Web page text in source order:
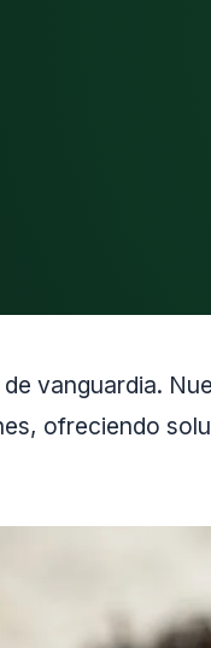
vanguardia.
ofreciendo